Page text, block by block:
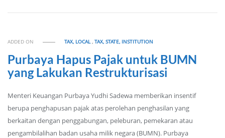
ADDED ON TAX, LOCAL,TAX, STATE, INSTITUTION
Purbaya Hapus Pajak untuk BUMN
yang Lakukan Restrukturisasi
Menteri Keuangan Purbaya Yudhi Sadewa memberikan insentif
berupa penghapusan pajak atas perolehan penghasilan yang
berkaitan dengan penggabungan, peleburan, pemekaran atau
pengambilalihan badan usaha milik negara (BUMN). Purbaya